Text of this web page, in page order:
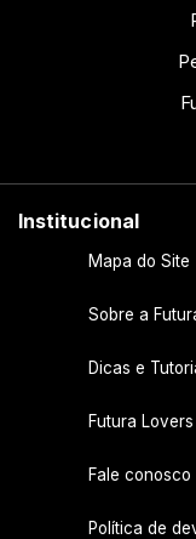
Institucional
Mapa do Site
Sobre a
Dicas e
Futura Lovers
Fale conosco
Política de